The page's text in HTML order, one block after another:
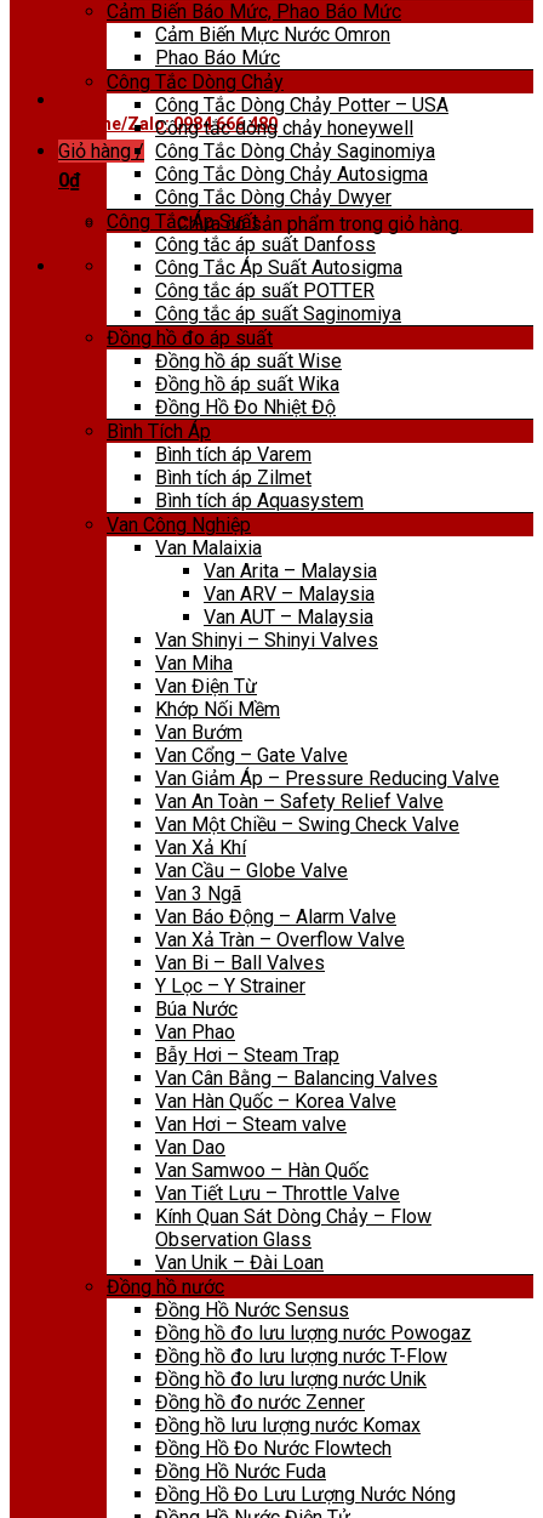
Hotline/Zalo: 0984 666 480
Giỏ hàng /
0₫
Chưa có sản phẩm trong giỏ hàng.
Cảm Biến Báo Mức, Phao Báo Mức
Cảm Biến Mực Nước Omron
Phao Báo Mức
Công Tắc Dòng Chảy
Công Tắc Dòng Chảy Potter – USA
Công tắc dòng chảy honeywell
Công Tắc Dòng Chảy Saginomiya
Công Tắc Dòng Chảy Autosigma
Công Tắc Dòng Chảy Dwyer
Công Tắc Áp Suất
Công tắc áp suất Danfoss
Công Tắc Áp Suất Autosigma
Công tắc áp suất POTTER
Công tắc áp suất Saginomiya
Đồng hồ đo áp suất
Đồng hồ áp suất Wise
Đồng hồ áp suất Wika
Đồng Hồ Đo Nhiệt Độ
Bình Tích Áp
Bình tích áp Varem
Bình tích áp Zilmet
Bình tích áp Aquasystem
Van Công Nghiệp
Van Malaixia
Van Arita – Malaysia
Van ARV – Malaysia
Van AUT – Malaysia
Van Shinyi – Shinyi Valves
Van Miha
Van Điện Từ
Khớp Nối Mềm
Van Bướm
Van Cổng – Gate Valve
Van Giảm Áp – Pressure Reducing Valve
Van An Toàn – Safety Relief Valve
Van Một Chiều – Swing Check Valve
Van Xả Khí
Van Cầu – Globe Valve
Van 3 Ngã
Van Báo Động – Alarm Valve
Van Xả Tràn – Overflow Valve
Van Bi – Ball Valves
Y Lọc – Y Strainer
Búa Nước
Van Phao
Bẫy Hơi – Steam Trap
Van Cân Bằng – Balancing Valves
Van Hàn Quốc – Korea Valve
Van Hơi – Steam valve
Van Dao
Van Samwoo – Hàn Quốc
Van Tiết Lưu – Throttle Valve
Kính Quan Sát Dòng Chảy – Flow
Observation Glass
Van Unik – Đài Loan
Đồng hồ nước
Đồng Hồ Nước Sensus
Đồng hồ đo lưu lượng nước Powogaz
Đồng hồ đo lưu lượng nước T-Flow
Đồng hồ đo lưu lượng nước Unik
Đồng hồ đo nước Zenner
Đồng hồ lưu lượng nước Komax
Đồng Hồ Đo Nước Flowtech
Đồng Hồ Nước Fuda
Đồng Hồ Đo Lưu Lượng Nước Nóng